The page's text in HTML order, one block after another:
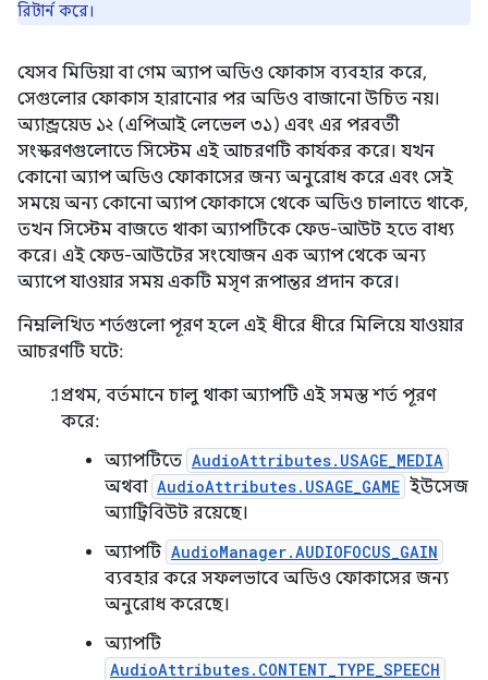
রিটার্ন করে।
যেসব মিডিয়া বা গেম অ্যাপ অডিও ফোকাস ব্যবহার করে,
সেগুলোর ফোকাস হারানোর পর অডিও বাজানো উচিত নয়।
অ্যান্ড্রয়েড ১২ (এপিআই লেভেল ৩১) এবং এর পরবর্তী
সংস্করণগুলোতে সিস্টেম এই আচরণটি কার্যকর করে। যখন
কোনো অ্যাপ অডিও ফোকাসের জন্য অনুরোধ করে এবং সেই
সময়ে অন্য কোনো অ্যাপ ফোকাসে থেকে অডিও চালাতে থাকে,
তখন সিস্টেম বাজতে থাকা অ্যাপটিকে ফেড-আউট হতে বাধ্য
করে। এই ফেড-আউটের সংযোজন এক অ্যাপ থেকে অন্য
অ্যাপে যাওয়ার সময় একটি মসৃণ রূপান্তর প্রদান করে।
নিম্নলিখিত শর্তগুলো পূরণ হলে এই ধীরে ধীরে মিলিয়ে যাওয়ার
আচরণটি ঘটে:
প্রথম, বর্তমানে চালু থাকা অ্যাপটি এই সমস্ত শর্ত পূরণ
করে:
অ্যাপটিতে AudioAttributes.USAGE_MEDIA
অথবা AudioAttributes.USAGE_GAME ইউসেজ
অ্যাট্রিবিউট রয়েছে।
অ্যাপটি AudioManager.AUDIOFOCUS_GAIN
ব্যবহার করে সফলভাবে অডিও ফোকাসের জন্য
অনুরোধ করেছে।
অ্যাপটি
AudioAttributes.CONTENT_TYPE_SPEECH